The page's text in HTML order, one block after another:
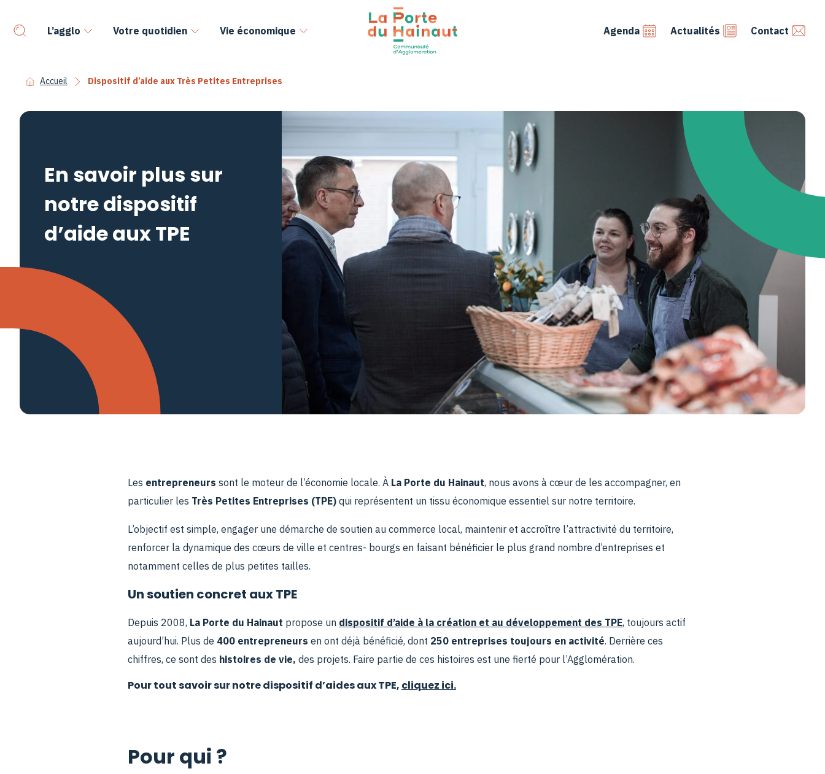
L’agglo Votre quotidien Vie économique Agenda Actualités Contact
Accueil Dispositif d’aide aux Très Petites Entreprises
En savoir plus sur
notre dispositif
d’aide aux TPE
Les entrepreneurs sont le moteur de l’économie locale. À La Porte du Hainaut, nous avons à cœur de les accompagner, en
particulier les Très Petites Entreprises (TPE) qui représentent un tissu économique essentiel sur notre territoire.
L’objectif est simple, engager une démarche de soutien au commerce local, maintenir et accroître l’attractivité du territoire,
renforcer la dynamique des cœurs de ville et centres- bourgs en faisant bénéficier le plus grand nombre d’entreprises et
notamment celles de plus petites tailles.
Un soutien concret aux TPE
Depuis 2008, La Porte du Hainaut propose un dispositif d’aide à la création et au développement des TPE, toujours actif
aujourd’hui. Plus de 400 entrepreneurs en ont déjà bénéficié, dont 250 entreprises toujours en activité. Derrière ces
chiffres, ce sont des histoires de vie, des projets. Faire partie de ces histoires est une fierté pour l’Agglomération.
Pour tout savoir sur notre dispositif d’aides aux TPE, cliquez ici.
Pour qui ?